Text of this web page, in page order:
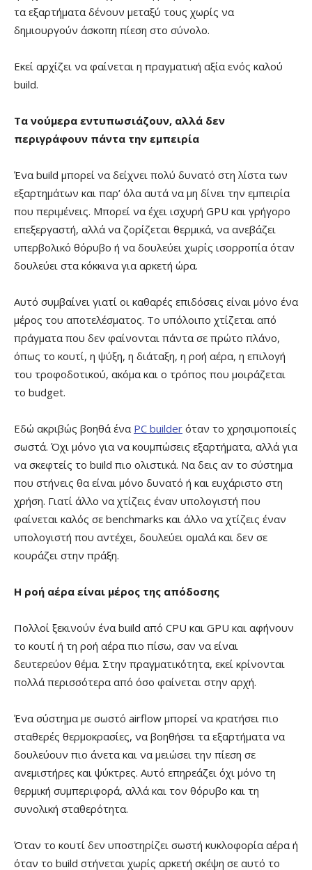
τα εξαρτήματα δένουν μεταξύ τους χωρίς να
δημιουργούν άσκοπη πίεση στο σύνολο.
Εκεί αρχίζει να φαίνεται η πραγματική αξία ενός καλού
build.
Τα νούμερα εντυπωσιάζουν, αλλά δεν
περιγράφουν πάντα την εμπειρία
Ένα build μπορεί να δείχνει πολύ δυνατό στη λίστα των
εξαρτημάτων και παρ’ όλα αυτά να μη δίνει την εμπειρία
που περιμένεις. Μπορεί να έχει ισχυρή GPU και γρήγορο
επεξεργαστή, αλλά να ζορίζεται θερμικά, να ανεβάζει
υπερβολικό θόρυβο ή να δουλεύει χωρίς ισορροπία όταν
δουλεύει στα κόκκινα για αρκετή ώρα.
Αυτό συμβαίνει γιατί οι καθαρές επιδόσεις είναι μόνο ένα
μέρος του αποτελέσματος. Το υπόλοιπο χτίζεται από
πράγματα που δεν φαίνονται πάντα σε πρώτο πλάνο,
όπως το κουτί, η ψύξη, η διάταξη, η ροή αέρα, η επιλογή
του τροφοδοτικού, ακόμα και ο τρόπος που μοιράζεται
το budget.
Εδώ ακριβώς βοηθά ένα PC builder όταν το χρησιμοποιείς
σωστά. Όχι μόνο για να κουμπώσεις εξαρτήματα, αλλά για
να σκεφτείς το build πιο ολιστικά. Να δεις αν το σύστημα
που στήνεις θα είναι μόνο δυνατό ή και ευχάριστο στη
χρήση. Γιατί άλλο να χτίζεις έναν υπολογιστή που
φαίνεται καλός σε benchmarks και άλλο να χτίζεις έναν
υπολογιστή που αντέχει, δουλεύει ομαλά και δεν σε
κουράζει στην πράξη.
Η ροή αέρα είναι μέρος της απόδοσης
Πολλοί ξεκινούν ένα build από CPU και GPU και αφήνουν
το κουτί ή τη ροή αέρα πιο πίσω, σαν να είναι
δευτερεύον θέμα. Στην πραγματικότητα, εκεί κρίνονται
πολλά περισσότερα από όσο φαίνεται στην αρχή.
Ένα σύστημα με σωστό airflow μπορεί να κρατήσει πιο
σταθερές θερμοκρασίες, να βοηθήσει τα εξαρτήματα να
δουλεύουν πιο άνετα και να μειώσει την πίεση σε
ανεμιστήρες και ψύκτρες. Αυτό επηρεάζει όχι μόνο τη
θερμική συμπεριφορά, αλλά και τον θόρυβο και τη
συνολική σταθερότητα.
Όταν το κουτί δεν υποστηρίζει σωστή κυκλοφορία αέρα ή
όταν το build στήνεται χωρίς αρκετή σκέψη σε αυτό το